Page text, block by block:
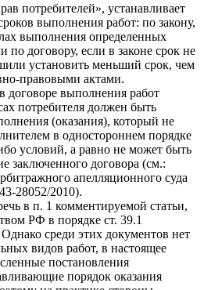
потребителей», устанавливает
выполнения работ: по закону,
выполнения определенных
по договору, если в законе срок не
установить меньший срок, чем
правовыми актами.
договоре выполнения работ
потребителя должен быть
(оказания), который не
в одностороннем порядке
условий, а равно не может быть
заключенного договора (см.:
апелляционного суда
28052/2010).
в п. 1 комментируемой статьи,
РФ в порядке ст. 39.1
среди этих документов нет
видов работ, в настоящее
постановления
порядок оказания